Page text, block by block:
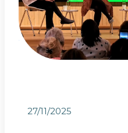
27/11/2025